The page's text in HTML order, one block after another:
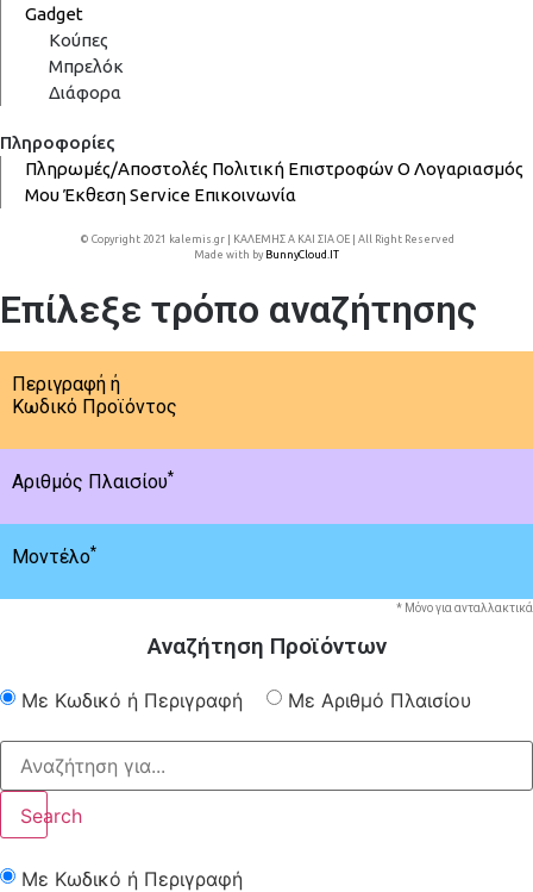
Gadget
Κούπες
Μπρελόκ
Διάφορα
Πληροφορίες
Πληρωμές/Αποστολές Πολιτική ΕπιστροφώνΟ Λογαριασμός
ΜουΈκθεσηService Επικοινωνία
© Copyright 2021 kalemis.gr | ΚΑΛΕΜΗΣ Α ΚΑΙ ΣΙΑ ΟΕ | All Right Reserved
Made with by BunnyCloud.IT
Επίλεξε τρόπο αναζήτησης
Περιγραφή ή
Κωδικό Προϊόντος
Αριθμός Πλαισίου*
Μοντέλο*
* Μόνο για ανταλλακτικά
Αναζήτηση Προϊόντων
Με Κωδικό ή Περιγραφή Με Αριθμό Πλαισίου
Search
Με Κωδικό ή Περιγραφή